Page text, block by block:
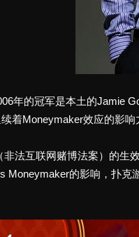
年的冠军是本土的Jamie
着Moneymaker效应的影响
非法互联网赌博法案）的生
Moneymaker的影响，扑克